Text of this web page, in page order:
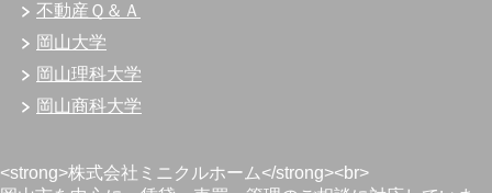
不動産Ｑ＆Ａ
岡山大学
岡山理科大学
岡山商科大学
<strong>株式会社ミニクルホーム</strong><br>